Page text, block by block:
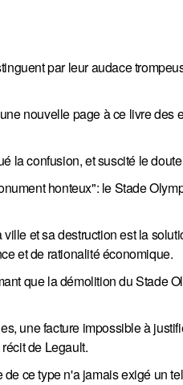
par leur audace
nouvelle page à ce livre des
la confusion, et suscité le
honteux": le Stade
et sa destruction est la
et de rationalité économique.
que la démolition du Stade
une facture impossible à
de Legault.
ce type n'a jamais exigé un